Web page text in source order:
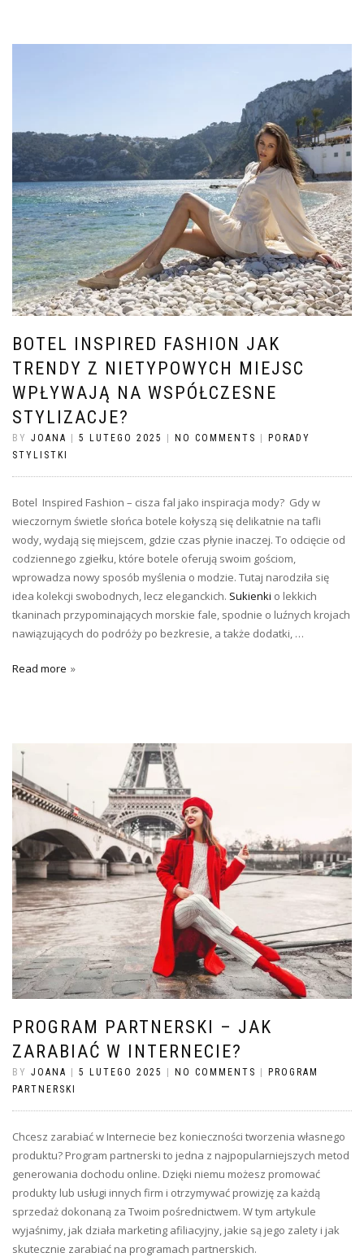
BOTEL INSPIRED FASHION JAK
TRENDY Z NIETYPOWYCH MIEJSC
WPŁYWAJĄ NA WSPÓŁCZESNE
STYLIZACJE?
BY JOANA 5 LUTEGO 2025 NO COMMENTS
PORADY
STYLISTKI
Botel Inspired Fashion – cisza fal jako inspiracja mody? Gdy w
wieczornym świetle słońca botele kołyszą się delikatnie na tafli
wody, wydają się miejscem, gdzie czas płynie inaczej. To odcięcie od
codziennego zgiełku, które botele oferują swoim gościom,
wprowadza nowy sposób myślenia o modzie. Tutaj narodziła się
idea kolekcji swobodnych, lecz eleganckich. Sukienki o lekkich
tkaninach przypominających morskie fale, spodnie o luźnych krojach
nawiązujących do podróży po bezkresie, a także dodatki, …
Read more
PROGRAM PARTNERSKI – JAK
ZARABIAĆ W INTERNECIE?
BY JOANA | 5 LUTEGO 2025 | NO COMMENTS | PROGRAM
PARTNERSKI
Chcesz zarabiać w Internecie bez konieczności tworzenia własnego
produktu? Program partnerski to jedna z najpopularniejszych metod
generowania dochodu online. Dzięki niemu możesz promować
produkty lub usługi innych firm i otrzymywać prowizję za każdą
sprzedaż dokonaną za Twoim pośrednictwem. W tym artykule
wyjaśnimy, jak działa marketing afiliacyjny, jakie są jego zalety i jak
skutecznie zarabiać na programach partnerskich.